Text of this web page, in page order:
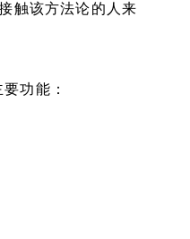
触该方法论的人来
功能：